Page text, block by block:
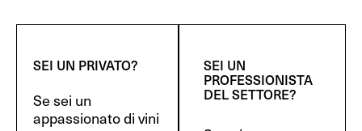
SEI UN PRIVATO?
Se sei un
appassionato di vini
SEI UN
PROFESSIONISTA
DEL SETTORE?